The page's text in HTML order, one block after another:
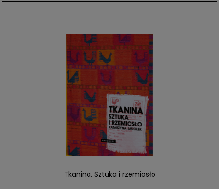
Tkanina. Sztuka i rzemiosło